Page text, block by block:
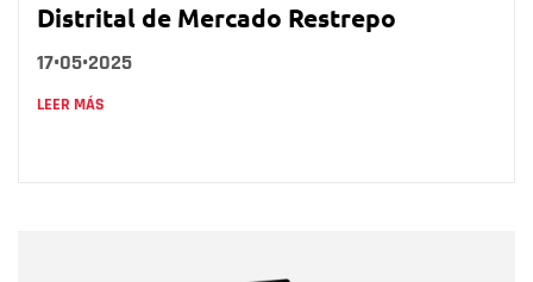
Distrital de Mercado Restrepo
17•05•2025
LEER MÁS